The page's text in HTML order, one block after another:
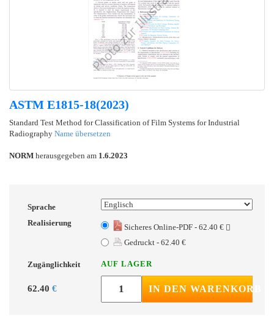
ASTM E1815-18(2023)
Standard Test Method for Classification of Film Systems for Industrial
Radiography Name übersetzen
NORM herausgegeben am 1.6.2023
Sprache
Realisierung
Sicheres Online-PDF - 62.40 €
Gedruckt - 62.40 €
Zugänglichkeit AUF LAGER
62.40 € IN DEN WARENKORB